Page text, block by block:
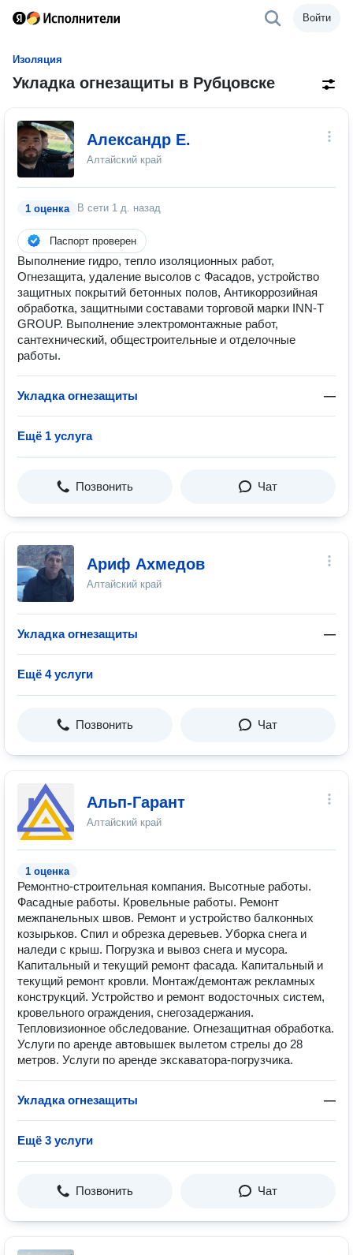
Войти
Изоляция
Укладка огнезащиты в Рубцовске
Александр Е.
Алтайский край
1 оценка В сети 1 д. назад
Паспорт проверен
Выполнение гидро, тепло изоляционных работ,
Огнезащита, удаление высолов с Фасадов, устройство
защитных покрытий бетонных полов, Антикоррозийная
обработка, защитными составами торговой марки INN-T
GROUP. Выполнение электромонтажные работ,
сантехнический, общестроительные и отделочные
работы.
Укладка огнезащиты —
Ещё 1 услуга
Позвонить Чат
Ариф Ахмедов
Алтайский край
Укладка огнезащиты —
Ещё 4 услуги
Позвонить Чат
Альп-Гарант
Алтайский край
1 оценка
Ремонтно-строительная компания. Высотные работы.
Фасадные работы. Кровельные работы. Ремонт
межпанельных швов. Ремонт и устройство балконных
козырьков. Спил и обрезка деревьев. Уборка снега и
наледи с крыш. Погрузка и вывоз снега и мусора.
Капитальный и текущий ремонт фасада. Капитальный и
текущий ремонт кровли. Монтаж/демонтаж рекламных
конструкций. Устройство и ремонт водосточных систем,
кровельного ограждения, снегозадержания.
Тепловизионное обследование. Огнезащитная обработка.
Услуги по аренде автовышек вылетом стрелы до 28
метров. Услуги по аренде экскаватора-погрузчика.
Укладка огнезащиты —
Ещё 3 услуги
Позвонить Чат